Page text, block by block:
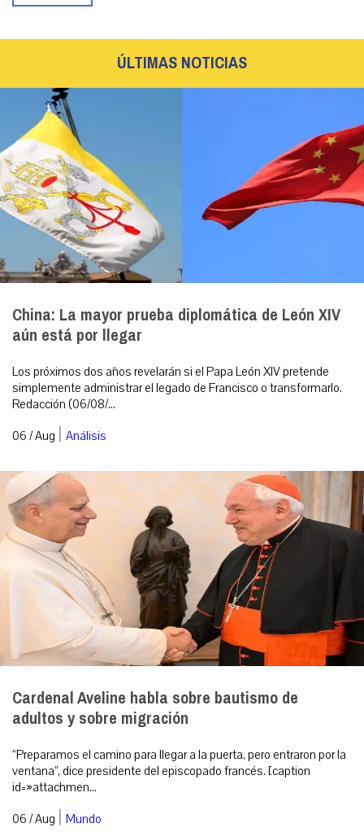
ÚLTIMAS NOTICIAS
China: La mayor prueba diplomática de León XIV
aún está por llegar
Los próximos dos años revelarán si el Papa León XIV pretende
simplemente administrar el legado de Francisco o transformarlo.
Redacción (06/08/...
06 / Aug | Análisis
Cardenal Aveline habla sobre bautismo de
adultos y sobre migración
“Preparamos el camino para llegar a la puerta, pero entraron por la
ventana”, dice presidente del episcopado francés. [caption
id=»attachmen...
06 / Aug | Mundo